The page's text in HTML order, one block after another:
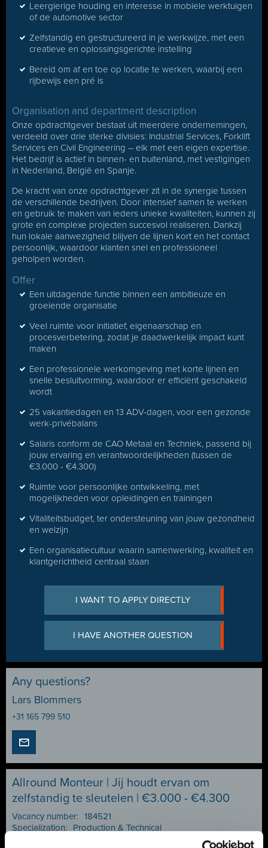
Leergierige houding en interesse in mobiele werktuigen
of de automotive sector
Zelfstandig en gestructureerd in je werkwijze, met een
creatieve en oplossingsgerichte instelling
Bereid om af en toe op locatie te werken, waarbij een
rijbewijs een pré is
Organisation and department description
Onze opdrachtgever bestaat uit meerdere ondernemingen,
verdeeld over drie sterke divisies: Industrial Services, Forklift
Services en Civil Engineering – elk met een eigen expertise.
Het bedrijf is actief in binnen- en buitenland, met vestigingen
in Nederland, België en Spanje.
De kracht van onze opdrachtgever zit in de synergie tussen
de verschillende bedrijven. Door intensief samen te werken
en gebruik te maken van ieders unieke kwaliteiten, kunnen zij
grote en complexe projecten succesvol realiseren. Dankzij
hun lokale aanwezigheid blijven de lijnen kort en het contact
persoonlijk, waardoor klanten snel en professioneel
geholpen worden.
Offer
Een uitdagende functie binnen een ambitieuze en
groeiende organisatie
Veel ruimte voor initiatief, eigenaarschap en
procesverbetering, zodat je daadwerkelijk impact kunt
maken
Een professionele werkomgeving met korte lijnen en
snelle besluitvorming, waardoor er efficiënt geschakeld
wordt
25 vakantiedagen en 13 ADV-dagen, voor een gezonde
werk-privébalans
Salaris conform de CAO Metaal en Techniek, passend bij
jouw ervaring en verantwoordelijkheden (tussen de
€3.000 - €4.300)
Ruimte voor persoonlijke ontwikkeling, met
mogelijkheden voor opleidingen en trainingen
Vitaliteitsbudget, ter ondersteuning van jouw gezondheid
en welzijn
Een organisatiecultuur waarin samenwerking, kwaliteit en
klantgerichtheid centraal staan
I WANT TO APPLY DIRECTLY
I HAVE ANOTHER QUESTION
Any questions?
Lars Blommers
+31 165 799 510
Allround Monteur | Jij houdt ervan om
zelfstandig te sleutelen | €3.000 - €4.300
Vacancy number: 184521
Specialization:
Production & Technical